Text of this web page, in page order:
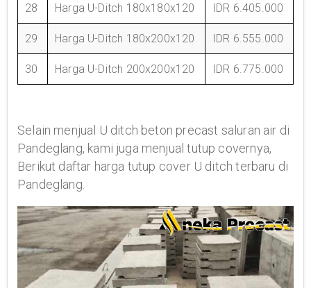
28 Harga U-Ditch 180x180x120 IDR 6.405.000
29 Harga U-Ditch 180x200x120 IDR 6.555.000
30 Harga U-Ditch 200x200x120 IDR 6.775.000
Selain menjual U ditch beton precast saluran air di
Pandeglang, kami juga menjual tutup covernya,
Berikut daftar harga tutup cover U ditch terbaru di
Pandeglang.